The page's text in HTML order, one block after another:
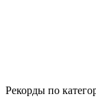
Рекорды по